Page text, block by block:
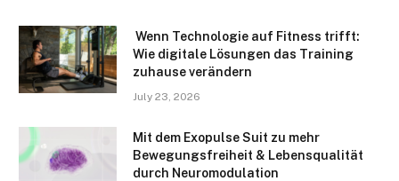
Wenn Technologie auf Fitness trifft:
Wie digitale Lösungen das Training
zuhause verändern
July 23, 2026
Mit dem Exopulse Suit zu mehr
Bewegungsfreiheit & Lebensqualität
durch Neuromodulation